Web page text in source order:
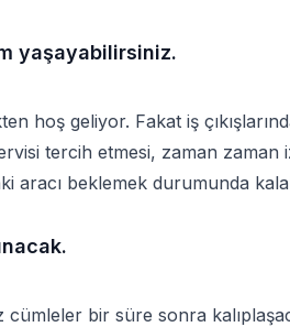
yaşayabilirsiniz.
hoş geliyor. Fakat iş
tercih etmesi, zaman zaman
aracı beklemek durumunda
bir süre sonra